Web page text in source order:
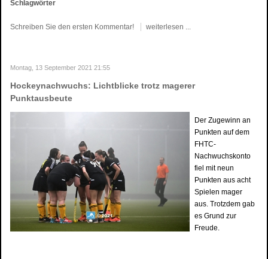
Schlagwörter
Schreiben Sie den ersten Kommentar! weiterlesen ...
Montag, 13 September 2021 21:55
Hockeynachwuchs: Lichtblicke trotz magerer
Punktausbeute
Der Zugewinn an
Punkten auf dem
FHTC-
Nachwuchskonto
fiel mit neun
Punkten aus acht
Spielen mager
aus. Trotzdem gab
es Grund zur
Freude.